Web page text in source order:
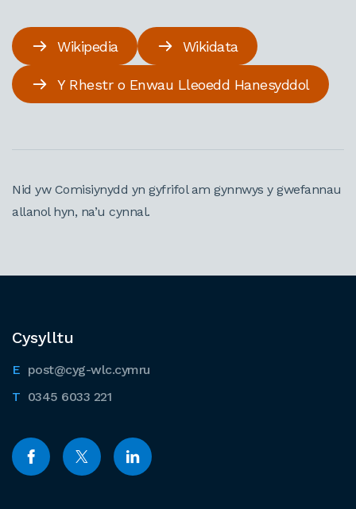
Wikipedia Wikidata
Y Rhestr o Enwau Lleoedd Hanesyddol
Nid yw Comisiynydd yn gyfrifol am gynnwys y gwefannau
allanol hyn, na’u cynnal.
Cysylltu
post@cyg-wlc.cymru
0345 6033 221